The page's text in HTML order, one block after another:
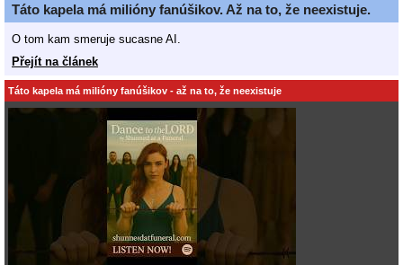
Táto kapela má milióny fanúšikov. Až na to, že neexistuje.
O tom kam smeruje sucasne AI.
Přejít na článek
Táto kapela má milióny fanúšikov - až na to, že neexistuje